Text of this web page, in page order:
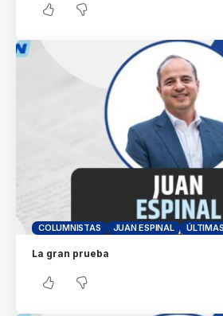
COLUMNISTAS JUAN ESPINAL
La gran prueba